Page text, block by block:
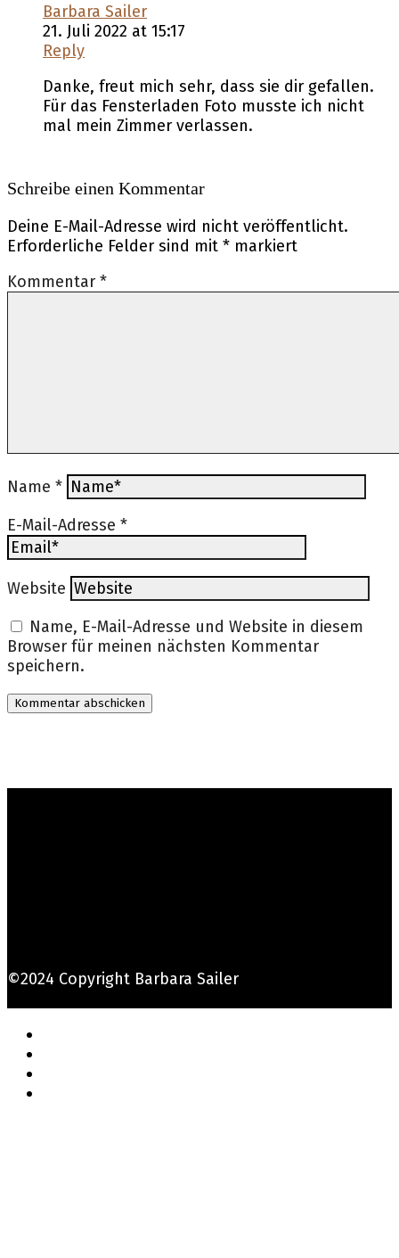
Barbara Sailer
21. Juli 2022 at 15:17
Reply
Danke, freut mich sehr, dass sie dir gefallen.
Für das Fensterladen Foto musste ich nicht
mal mein Zimmer verlassen.
Schreibe einen Kommentar
Deine E-Mail-Adresse wird nicht veröffentlicht.
Erforderliche Felder sind mit * markiert
Kommentar *
Name *
E-Mail-Adresse *
Website
Name, E-Mail-Adresse und Website in diesem
Browser für meinen nächsten Kommentar
speichern.
©2024 Copyright Barbara Sailer